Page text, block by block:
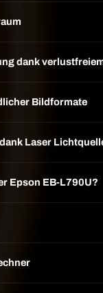
dank
Bildformate
Laser
Epson EB-L790U?